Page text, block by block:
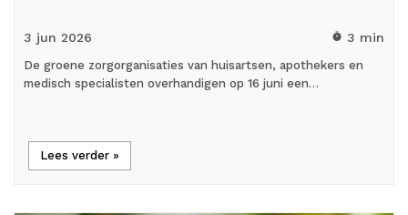
3 jun 2026 timer 3 min
De groene zorgorganisaties van huisartsen, apothekers en
medisch specialisten overhandigen op 16 juni een…
Lees verder »